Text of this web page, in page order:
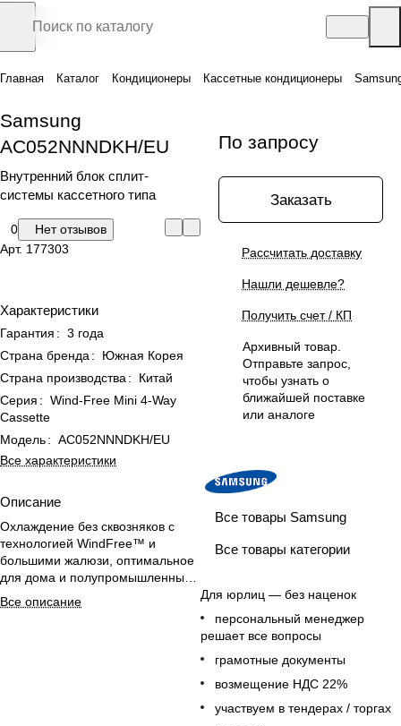
Главная Каталог Кондиционеры Кассетные кондиционеры
Samsung
AC052NNNDKH/EU
Внутренний блок сплит-
системы кассетного типа
0
Нет отзывов
Арт. 177303
Характеристики
Гарантия : 3 года
Страна бренда :
Южная Корея
Страна производства :
Китай
Серия : Wind-Free Mini 4-Way
Cassette
Модель: AC052NNNDKH/EU
Все характеристики
Описание
Охлаждение без сквозняков с
технологией WindFree™ и
большими жалюзи, оптимальное
для дома и полупромышленных
помещений.
Все описание
По запросу
Заказать
Рассчитать доставку
Нашли дешевле?
Получить счет / КП
Архивный товар.
Отправьте запрос,
чтобы узнать о
ближайшей поставке
или аналоге
Все товары Samsung
Все товары категории
Для юрлиц — без наценок
персональный менеджер
решает все вопросы
грамотные документы
возмещение НДС 22%
участвуем в тендерах / торгах